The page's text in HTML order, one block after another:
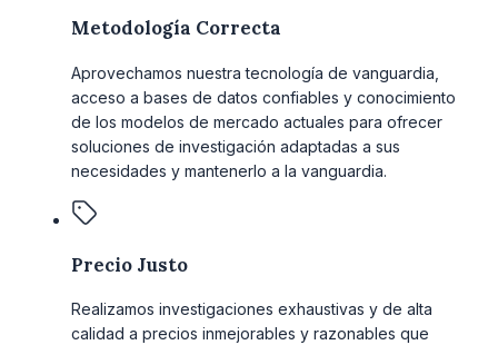
Metodología Correcta
Aprovechamos nuestra tecnología de vanguardia,
acceso a bases de datos confiables y conocimiento
de los modelos de mercado actuales para ofrecer
soluciones de investigación adaptadas a sus
necesidades y mantenerlo a la vanguardia.
Precio Justo
Realizamos investigaciones exhaustivas y de alta
calidad a precios inmejorables y razonables que